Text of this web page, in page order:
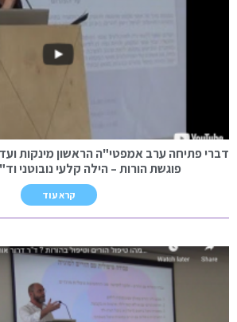
דברי פתיחה ערב אמפטי"ה הראשון מינקות
פוגשת הורות – הילה קלעי נובוטני
קרא עוד